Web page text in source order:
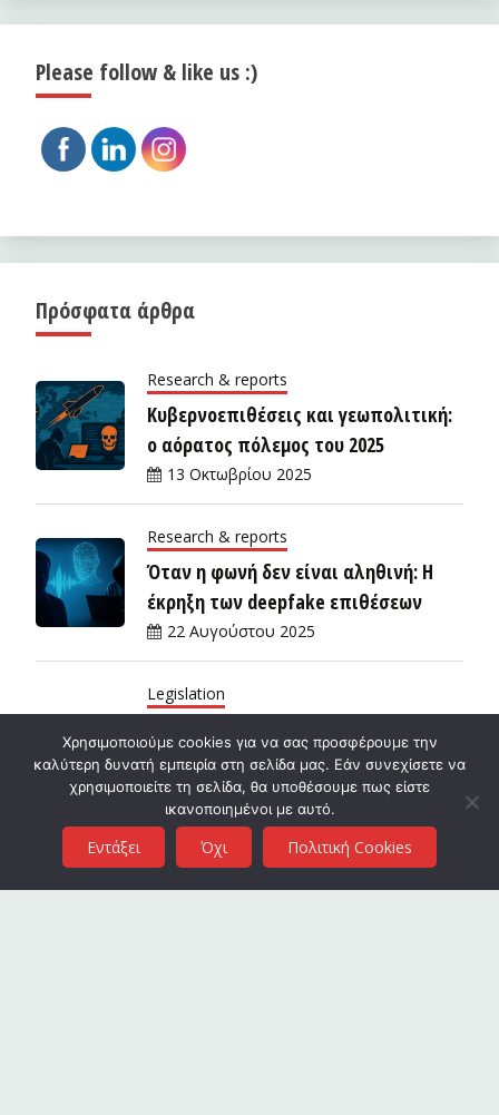
Please follow & like us :)
Πρόσφατα άρθρα
Research & reports
Κυβερνοεπιθέσεις και γεωπολιτική:
ο αόρατος πόλεμος του 2025
13 Οκτωβρίου 2025
Research & reports
Όταν η φωνή δεν είναι αληθινή: Η
έκρηξη των deepfake επιθέσεων
22 Αυγούστου 2025
Legislation
πρακτικά για το απόρρητο και την
ασφάλεια των ηλεκτρονικών
επικοινωνιών;
18 Αυγούστου 2025
Χρησιμοποιούμε cookies για να σας προσφέρουμε την
καλύτερη δυνατή εμπειρία στη σελίδα μας. Εάν συνεχίσετε να
χρησιμοποιείτε τη σελίδα, θα υποθέσουμε πως είστε
ικανοποιημένοι με αυτό.
Εντάξει Όχι Πολιτική Cookies